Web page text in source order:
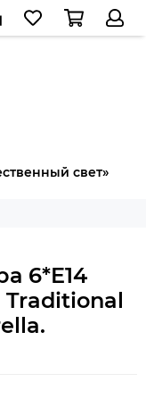
свет»
6*E14
Traditional